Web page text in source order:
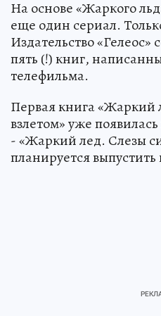
На основе «Жаркого
еще один сериал.
Издательство «Гелеос»
пять (!) книг,
телефильма.
Первая книга «Жаркий
взлетом» уже
- «Жаркий лед. Слезы
планируется